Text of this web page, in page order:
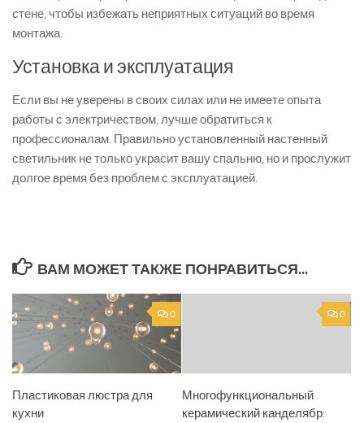
стене, чтобы избежать неприятных ситуаций во время
монтажа.
Установка и эксплуатация
Если вы не уверены в своих силах или не имеете опыта
работы с электричеством, лучше обратиться к
профессионалам. Правильно установленный настенный
светильник не только украсит вашу спальню, но и прослужит
долгое время без проблем с эксплуатацией.
ВАМ МОЖЕТ ТАКЖЕ ПОНРАВИТЬСЯ...
0
Пластиковая люстра для
кухни
0
Многофункциональный
керамический канделябр: